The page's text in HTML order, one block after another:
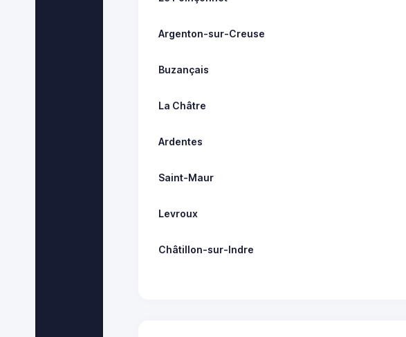
Argenton-sur-Creuse
Buzançais
La Châtre
Ardentes
Saint-Maur
Levroux
Châtillon-sur-Indre